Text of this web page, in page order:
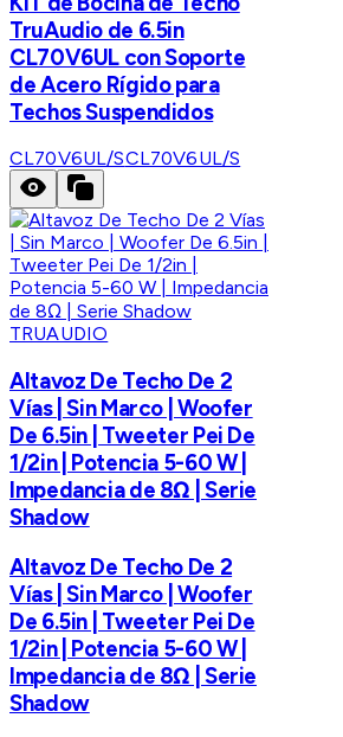
TruAudio de 6.5in
CL70V6UL con Soporte
de Acero Rígido para
Techos Suspendidos
CL70V6UL/SCL70V6UL/S
TRUAUDIO
Altavoz De Techo De 2
Vías | Sin Marco | Woofer
De 6.5in | Tweeter Pei De
1/2in | Potencia 5-60 W |
Impedancia de 8Ω | Serie
Shadow
Altavoz De Techo De 2
Vías | Sin Marco | Woofer
De 6.5in | Tweeter Pei De
1/2in | Potencia 5-60 W |
Impedancia de 8Ω | Serie
Shadow